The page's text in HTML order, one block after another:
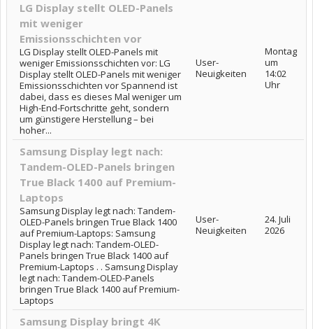
LG Display stellt OLED-Panels
mit weniger
Emissionsschichten vor
LG Display stellt OLED-Panels mit
weniger Emissionsschichten vor: LG
Display stellt OLED-Panels mit weniger
Emissionsschichten vor Spannend ist
dabei, dass es dieses Mal weniger um
High-End-Fortschritte geht, sondern
um günstigere Herstellung – bei
hoher...
User-
Neuigkeiten
Montag
um
14:02
Uhr
Samsung Display legt nach:
Tandem-OLED-Panels bringen
True Black 1400 auf Premium-
Laptops
Samsung Display legt nach: Tandem-
OLED-Panels bringen True Black 1400
auf Premium-Laptops: Samsung
Display legt nach: Tandem-OLED-
Panels bringen True Black 1400 auf
Premium-Laptops . . Samsung Display
legt nach: Tandem-OLED-Panels
bringen True Black 1400 auf Premium-
Laptops
User-
Neuigkeiten
24. Juli
2026
Samsung Display bringt 4K